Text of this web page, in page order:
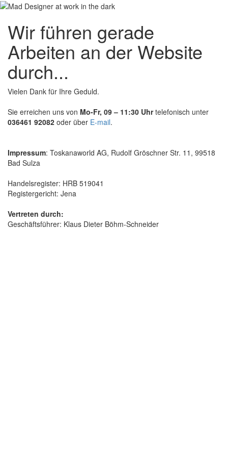
Wir führen gerade
Arbeiten an der Website
durch...
Vielen Dank für Ihre Geduld.
Sie erreichen uns von Mo-Fr, 09 – 11:30 Uhrtelefonisch unter
036461 92082 oder über E-mail.
Impressum: Toskanaworld AG, Rudolf Gröschner Str. 11, 99518
Bad Sulza
Handelsregister: HRB 519041
Registergericht: Jena
Vertreten durch:
Geschäftsführer: Klaus Dieter Böhm-Schneider